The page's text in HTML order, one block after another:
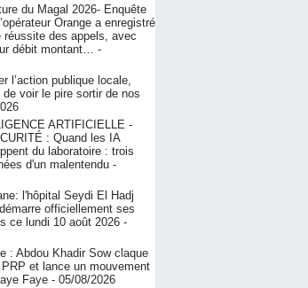
du Magal 2026- Enquête
Orange a enregistré
réussite des appels, avec
débit montant… -
l’action publique locale,
voir le pire sortir de nos
ARTIFICIELLE -
: Quand les IA
du laboratoire : trois
d'un malentendu -
l'hôpital Seydi El Hadj
officiellement ses
ce lundi 10 août 2026 -
: Abdou Khadir Sow claque
PRP et lance un mouvement
Faye - 05/08/2026